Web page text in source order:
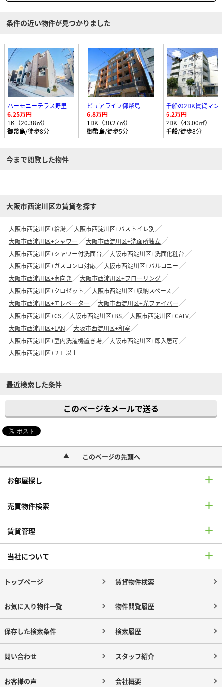
条件の近い物件が見つかりました
ハーモニーテラス野里
6.25万円
1K（20.38㎡）
御幣島/徒歩8分
ピュアライフ御幣島
6.8万円
1DK（30.27㎡）
御幣島/徒歩5分
6.2万円
2DK（43.00㎡）
千船/徒歩8分
今まで閲覧した物件
大阪市西淀川区の賃貸を探す
大阪市西淀川区+給湯
大阪市西淀川区+バストイレ別
大阪市西淀川区+シャワー
大阪市西淀川区+洗面所独立
大阪市西淀川区+シャワー付洗面台
大阪市西淀川区+洗面化粧台
大阪市西淀川区+ガスコンロ対応
大阪市西淀川区+バルコニー
大阪市西淀川区+南向き
大阪市西淀川区+フローリング
大阪市西淀川区+クロゼット
大阪市西淀川区+収納スペース
大阪市西淀川区+エレベーター
大阪市西淀川区+光ファイバー
大阪市西淀川区+CS
大阪市西淀川区+BS
大阪市西淀川区+CATV
大阪市西淀川区+LAN
大阪市西淀川区+和室
大阪市西淀川区+室内洗濯機置き場
大阪市西淀川区+即入居可
大阪市西淀川区+２Ｆ以上
最近検索した条件
このページをメールで送る
このページの先頭へ
お部屋探し
売買物件検索
賃貸管理
当社について
トップページ 賃貸物件検索
お気に入り物件一覧 物件閲覧履歴
保存した検索条件 検索履歴
問い合わせ スタッフ紹介
お客様の声 会社概要